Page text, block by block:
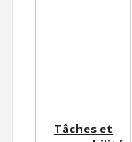
Tâches et